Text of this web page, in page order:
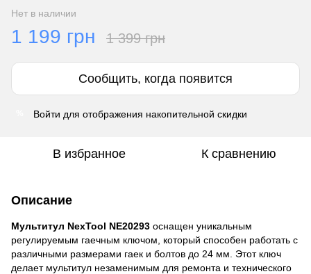
Нет в наличии
1 199 грн 1 399 грн
Сообщить, когда появится
Войти для отображения накопительной скидки
В избранное К сравнению
Описание
Мультитул NexTool NE20293 оснащен уникальным
регулируемым гаечным ключом, который способен работать с
различными размерами гаек и болтов до 24 мм. Этот ключ
делает мультитул незаменимым для ремонта и технического